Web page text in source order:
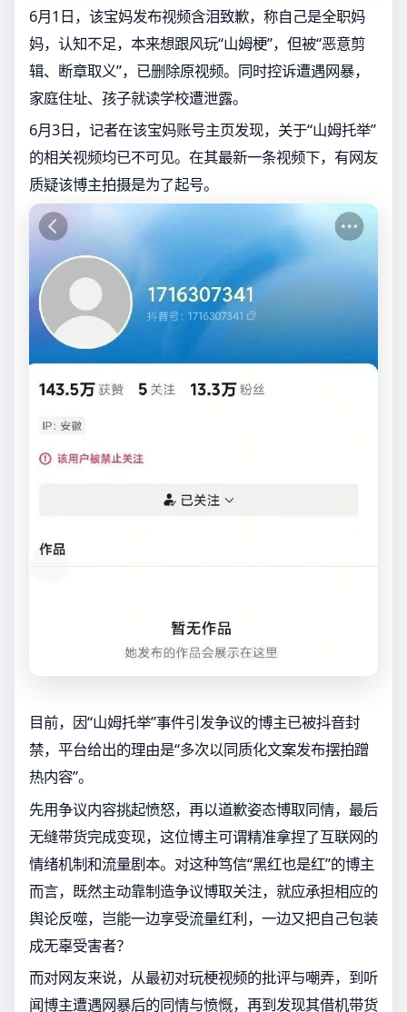
6月1日，该宝妈发布视频含泪致歉，称自己是全职妈
妈，认知不足，本来想跟风玩“山姆梗”，但被“恶意剪
辑、断章取义”，已删除原视频。同时控诉遭遇网暴，
家庭住址、孩子就读学校遭泄露。
6月3日，记者在该宝妈账号主页发现，关于“山姆托举”
的相关视频均已不可见。在其最新一条视频下，有网友
质疑该博主拍摄是为了起号。
目前，因“山姆托举”事件引发争议的博主已被抖音封
禁，平台给出的理由是“多次以同质化文案发布摆拍蹭
热内容”。
先用争议内容挑起愤怒，再以道歉姿态博取同情，最后
无缝带货完成变现，这位博主可谓精准拿捏了互联网的
情绪机制和流量剧本。对这种笃信“黑红也是红”的博主
而言，既然主动靠制造争议博取关注，就应承担相应的
舆论反噬，岂能一边享受流量红利，一边又把自己包装
成无辜受害者？
而对网友来说，从最初对玩梗视频的批评与嘲弄，到听
闻博主遭遇网暴后的同情与愤慨，再到发现其借机带货